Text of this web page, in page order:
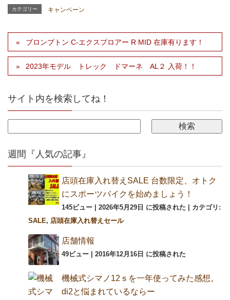
カテゴリー キャンペーン
ブロンプトン C-エクスプロアー R MID 在庫有ります！
2023年モデル トレック ドマーネ AL２ 入荷！！
サイト内を検索してね！
週間『人気の記事』
店頭在庫入れ替えSALE 台数限定、オトク
にスポーツバイクを始めましょう！
145ビュー 2026年5月29日 に投稿された
カテゴリ:
SALE, 店頭在庫入れ替えセール
店舗情報
49ビュー 2016年12月16日 に投稿された
機械式シマノ12ｓを一年使ってみた感想。
di2と悩まれているならー